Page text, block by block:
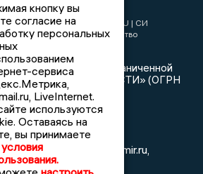
2017 © NEWSVLADIMIR.RU | СИ
«Информационное агентство
Общество с ограниченной
«РЕГИОНАЛЬНЫЕ НОВОСТИ» (ОГРН
С. А.
(4922) 666916
info@newsvladimir.ru,
кнопку вы
согласие на
персональных
сервиса
LiveInternet.
используются
Оставаясь на
вы принимаете